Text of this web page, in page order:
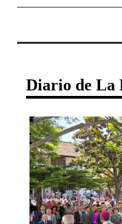
Diario de La